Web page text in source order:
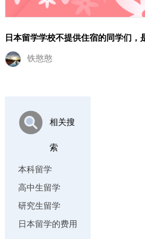
日本留学学校不提供住宿的同学们，
铁憨憨
相关搜
索
本科留学
高中生留学
研究生留学
日本留学的费用